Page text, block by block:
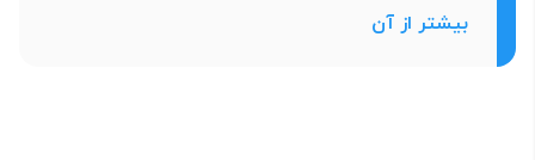
بیشتر از آن